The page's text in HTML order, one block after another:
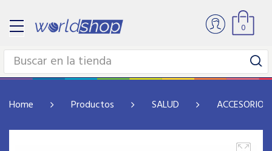
0
Home Productos SALUD ACCESORIOS